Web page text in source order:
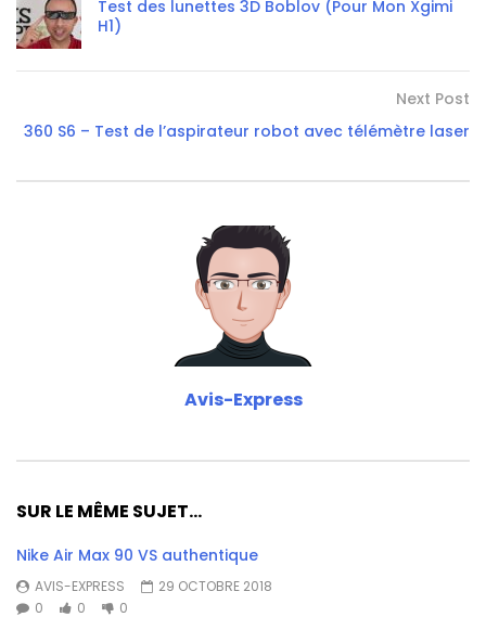
Test des lunettes 3D Boblov (Pour Mon Xgimi
H1)
Next Post
360 S6 – Test de l’aspirateur robot avec télémètre laser
Avis-Express
SUR LE MÊME SUJET...
Nike Air Max 90 VS authentique
AVIS-EXPRESS
29 OCTOBRE 2018
0
0 0